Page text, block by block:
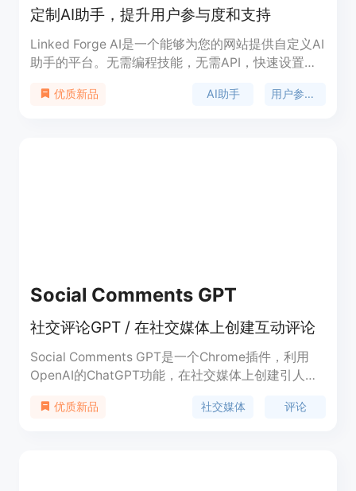
定制AI助手，提升用户参与度和支持
Linked Forge AI是一个能够为您的网站提供自定义AI
助手的平台。无需编程技能，无需API，快速设置即
手。通过Linked Forge AI，您可以创建和链接AI驱动
优质新品 AI助手 用户参与度
Social Comments GPT
社交评论GPT / 在社交媒体上创建互动评论
Social Comments GPT是一个Chrome插件，利用
OpenAI的ChatGPT功能，在社交媒体上创建引人注
提高他们的参与度、覆盖面和潜在客户数量。目前支
优质新品 社交媒体 评论